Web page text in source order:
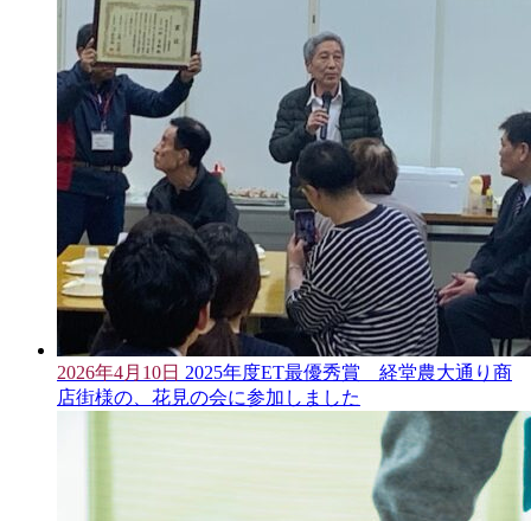
2026年4月10日 2025年度ET最優秀賞 経堂農大通り商
店街様の、花見の会に参加しました